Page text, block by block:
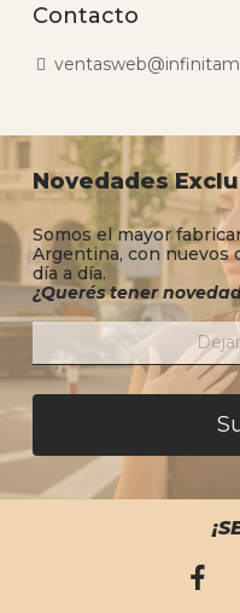
Contacto
Novedades
Somos el mayor
Argentina, con nuevos
día a día.
¿Querés tener